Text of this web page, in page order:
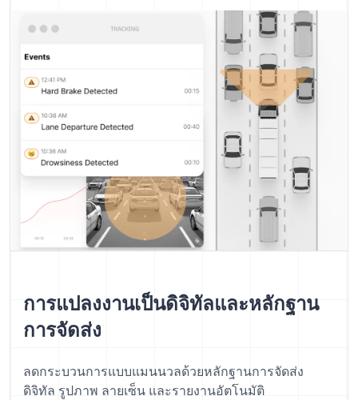
การแปลงงานเป็นดิจิทัลและหลักฐาน
การจัดส่ง
ลดกระบวนการแบบแมนนวลด้วยหลักฐานการจัดส่ง
ดิจิทัล รูปภาพ ลายเซ็น และรายงานอัตโนมัติ